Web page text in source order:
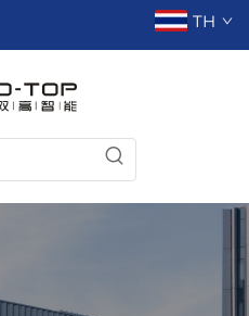
TH